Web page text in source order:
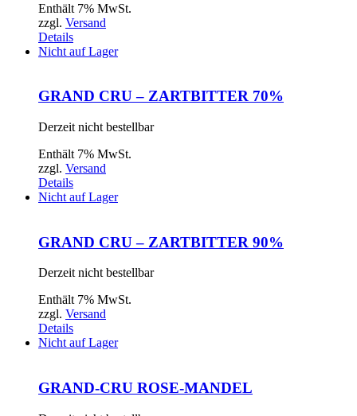
Enthält 7% MwSt.
zzgl. Versand
Details
Nicht auf Lager
GRAND CRU – ZARTBITTER 70%
Derzeit nicht bestellbar
Enthält 7% MwSt.
zzgl. Versand
Details
Nicht auf Lager
GRAND CRU – ZARTBITTER 90%
Derzeit nicht bestellbar
Enthält 7% MwSt.
zzgl. Versand
Details
Nicht auf Lager
GRAND-CRU ROSE-MANDEL